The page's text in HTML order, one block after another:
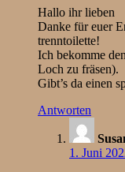
Hallo ihr lieben
Danke für euer
trenntoilette!
Ich bekomme
Loch zu fräsen).
Gibt’s da einen
Antworten
1. Juni